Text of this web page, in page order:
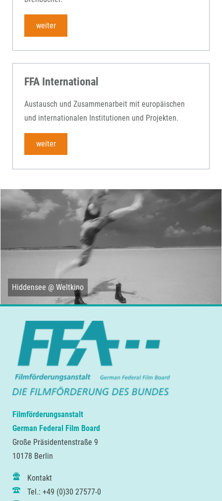
weiter
FFA International
Austausch und Zusammenarbeit mit europäischen
und internationalen Institutionen und Projekten.
weiter
Hiddensee @ Weltkino
Filmförderungsanstalt
German Federal Film Board
Große Präsidentenstraße 9
10178 Berlin
Kontakt
Tel.: +49 (0)30 27577-0